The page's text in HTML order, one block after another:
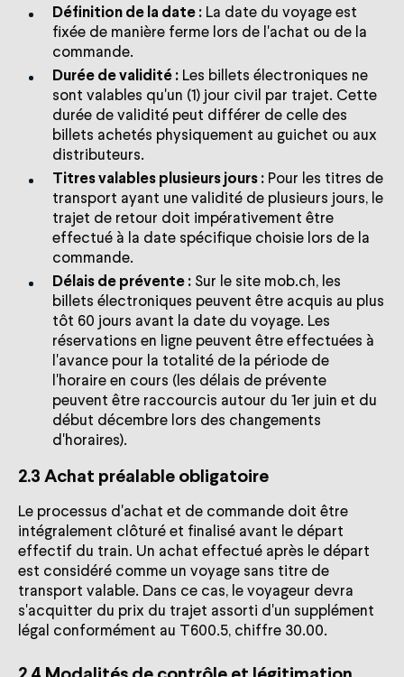
Définition de la date : La date du voyage est
fixée de manière ferme lors de l'achat ou de la
commande.
Durée de validité : Les billets électroniques ne
sont valables qu'un (1) jour civil par trajet. Cette
durée de validité peut différer de celle des
billets achetés physiquement au guichet ou aux
distributeurs.
Titres valables plusieurs jours : Pour les titres de
transport ayant une validité de plusieurs jours, le
trajet de retour doit impérativement être
effectué à la date spécifique choisie lors de la
commande.
Délais de prévente : Sur le site mob.ch, les
billets électroniques peuvent être acquis au plus
tôt 60 jours avant la date du voyage. Les
réservations en ligne peuvent être effectuées à
l'avance pour la totalité de la période de
l'horaire en cours (les délais de prévente
peuvent être raccourcis autour du 1er juin et du
début décembre lors des changements
d'horaires).
2.3 Achat préalable obligatoire
Le processus d'achat et de commande doit être
intégralement clôturé et finalisé avant le départ
effectif du train. Un achat effectué après le départ
est considéré comme un voyage sans titre de
transport valable. Dans ce cas, le voyageur devra
s'acquitter du prix du trajet assorti d'un supplément
légal conformément au T600.5, chiffre 30.00.